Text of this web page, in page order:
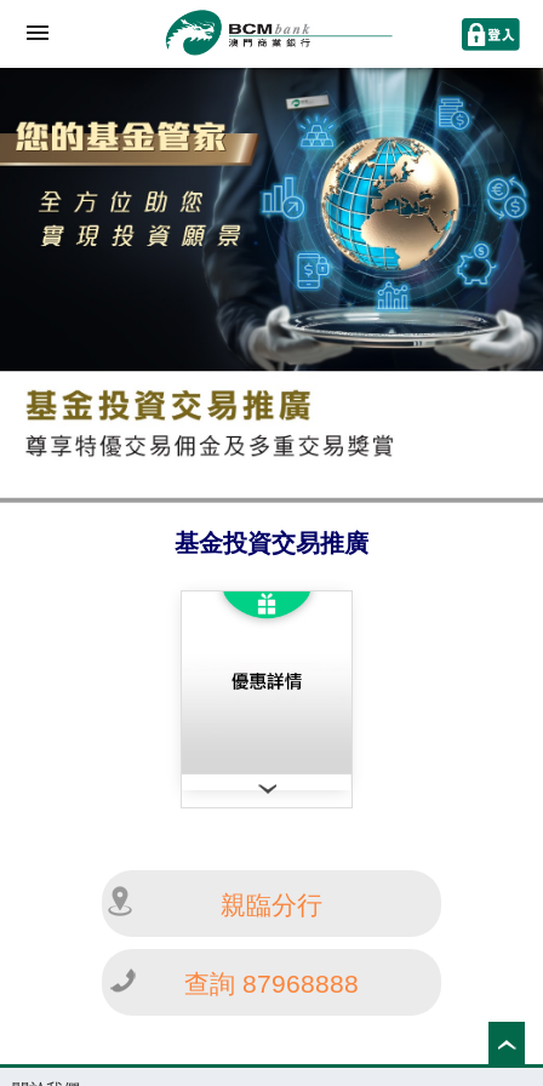
基金投資交易推廣
親臨分行
查詢 87968888